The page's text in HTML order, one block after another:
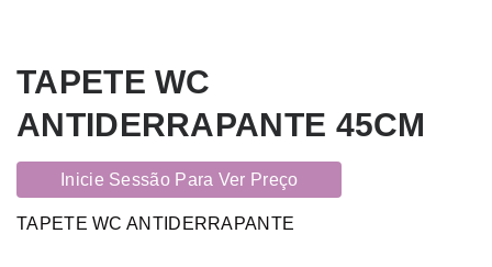
TAPETE WC
ANTIDERRAPANTE 45CM
Inicie Sessão Para Ver Preço
TAPETE WC ANTIDERRAPANTE